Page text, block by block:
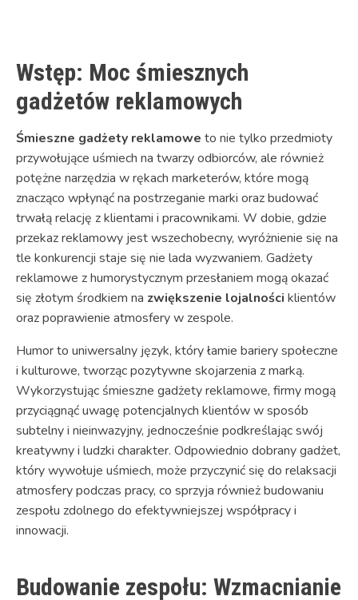
Wstęp: Moc śmiesznych
gadżetów reklamowych
Śmieszne gadżety reklamowe to nie tylko przedmioty
przywołujące uśmiech na twarzy odbiorców, ale również
potężne narzędzia w rękach marketerów, które mogą
znacząco wpłynąć na postrzeganie marki oraz budować
trwałą relację z klientami i pracownikami. W dobie, gdzie
przekaz reklamowy jest wszechobecny, wyróżnienie się na
tle konkurencji staje się nie lada wyzwaniem. Gadżety
reklamowe z humorystycznym przesłaniem mogą okazać
się złotym środkiem na zwiększenie lojalności klientów
oraz poprawienie atmosfery w zespole.
Humor to uniwersalny język, który łamie bariery społeczne
i kulturowe, tworząc pozytywne skojarzenia z marką.
Wykorzystując śmieszne gadżety reklamowe, firmy mogą
przyciągnąć uwagę potencjalnych klientów w sposób
subtelny i nieinwazyjny, jednocześnie podkreślając swój
kreatywny i ludzki charakter. Odpowiednio dobrany gadżet,
który wywołuje uśmiech, może przyczynić się do relaksacji
atmosfery podczas pracy, co sprzyja również budowaniu
zespołu zdolnego do efektywniejszej współpracy i
innowacji.
Budowanie zespołu: Wzmacnianie